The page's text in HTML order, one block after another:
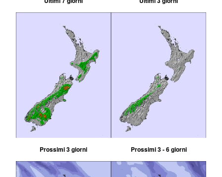
Prossimi 3 giorni Prossimi 3 - 6 giorni